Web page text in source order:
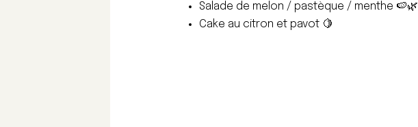
Salade de melon / pastèque / menthe 🍉🌿
Cake au citron et pavot 🍋